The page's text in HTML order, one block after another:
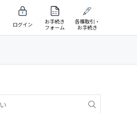
ログイン
お手続き
フォーム
各種取引・
お手続き